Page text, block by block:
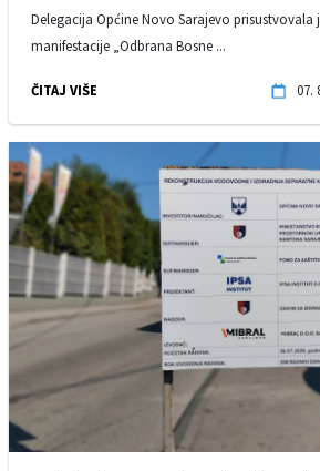
Delegacija Općine Novo Sarajevo prisustvovala
manifestacije „Odbrana Bosne ...
ČITAJ VIŠE 07.